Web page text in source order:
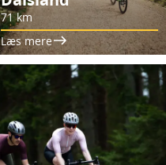
71 km
Læs mere